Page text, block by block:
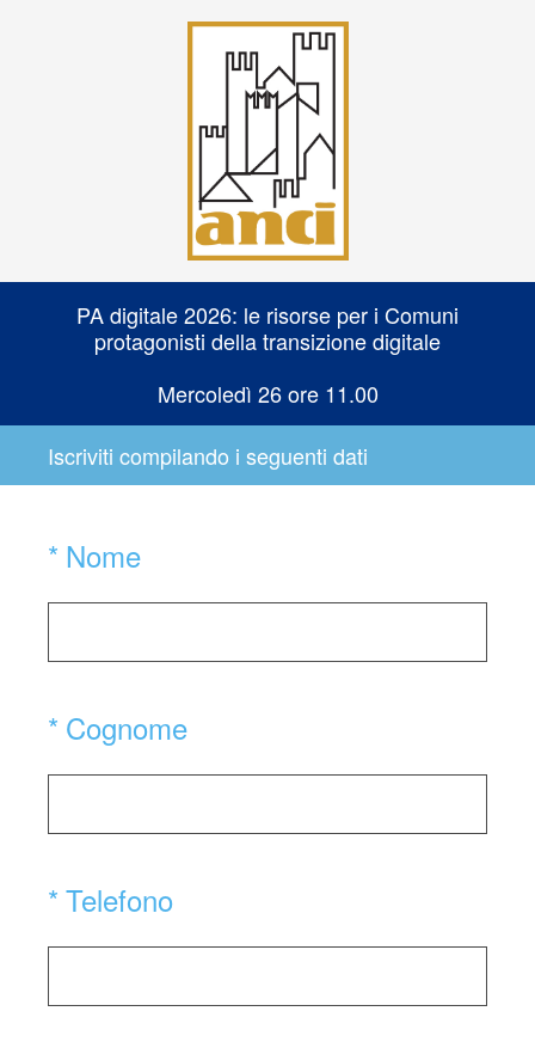
PA digitale 2026: le risorse per i Comuni
protagonisti della transizione digitale
Mercoledì 26 ore 11.00
Iscriviti compilando i seguenti dati
* Nome
(Obbligatorio)
* Cognome
(Obbligatorio)
* Telefono
(Obbligatorio)